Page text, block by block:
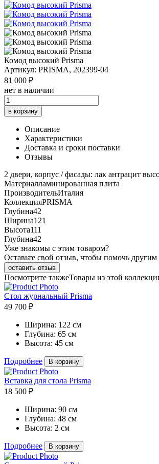
Комод высокий Prisma
Артикул: PRISMA, 202399-04
81 000 ₽
нет в наличии
в корзину
Описание
Характеристики
Доставка и сроки поставки
Отзывы
2 двери, корпус / фасады: лак антрацит
Материалламинированная плита
ПроизводительИталия
КоллекцияPRISMA
Глубина42
Ширина121
Высота111
Глубина42
Уже знакомы с этим товаром?
Оставьте свой отзыв, чтобы помочь
оставить отзыв
Посмотрите такжеТовары из этой
Стол журнальный Prisma
49 700 ₽
Ширина: 122 см
Глубина: 65 см
Высота: 45 см
Подробнее В корзину
Вставка для стола Prisma
18 500 ₽
Ширина: 90 см
Глубина: 48 см
Высота: 2 см
Подробнее В корзину